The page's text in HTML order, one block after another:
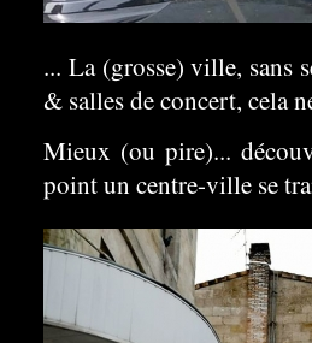
... La (grosse) ville, sans
& salles de concert, cela
Mieux (ou pire)...
point un centre-ville se